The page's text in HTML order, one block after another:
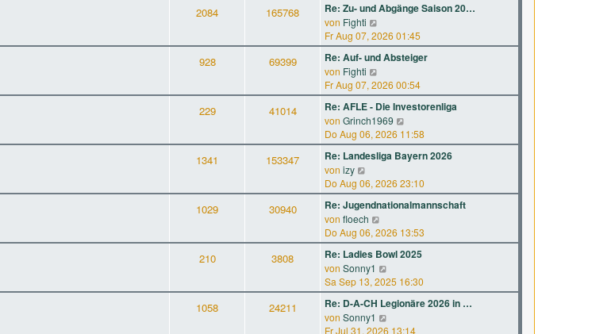
2084 165768 Re: Zu- und Abgänge Saison 20…
von Fighti
e
u
e
t
e
r
B
e
i
r
a
g
Fr Aug 07, 2026 01:45
928 69399 Re: Auf- und Absteiger
von Fighti
e
u
e
s
t
e
r
B
e
i
t
r
a
g
Fr Aug 07, 2026 00:54
229 41014 Re: AFLE - Die Investorenliga
von Grinch1969
e
u
e
t
e
B
e
i
r
a
g
Do Aug 06, 2026 11:58
1341 153347 Re: Landesliga Bayern 2026
von izy
e
u
e
s
t
e
B
e
i
t
r
Do Aug 06, 2026 23:10
1029 30940 Re: Jugendnationalmannschaft
von floech
e
u
e
s
t
e
r
B
Do Aug 06, 2026 13:53
210 3808 Re: Ladies Bowl 2025
von Sonny1
e
u
e
Sa Sep 13, 2025 16:30
1058 24211 Re: D-A-CH Legionäre 2026 in …
von Sonny1
e
Fr Jul 31, 2026 13:14